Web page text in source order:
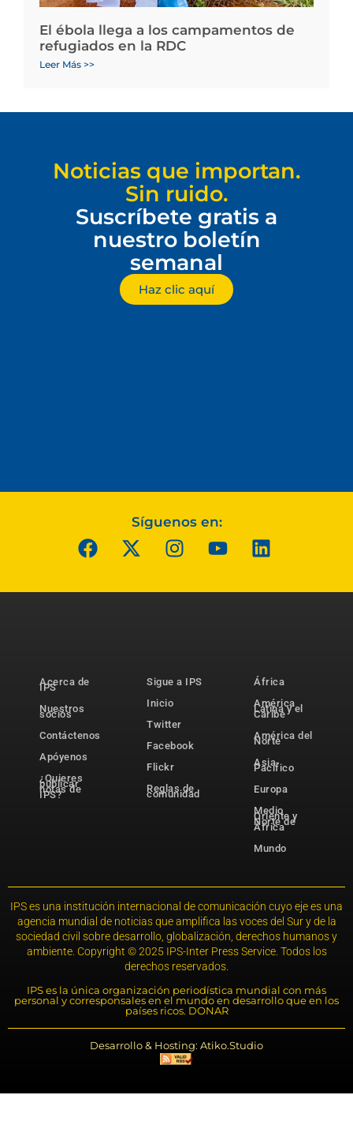
El ébola llega a los campamentos de
refugiados en la RDC
Leer Más >>
Noticias que importan.
Sin ruido.
Suscríbete gratis a
nuestro boletín
semanal
Haz clic aquí
Síguenos en:
Acerca de
IPS
Nuestros
socios
Contáctenos
Apóyenos
¿Quieres
publicar
notas de
IPS?
Sigue a IPS
Inicio
Twitter
Facebook
Flickr
Reglas de
comunidad
África
América
Latina y el
Caribe
América del
Norte
Asia-
Pacífico
Europa
Medio
Oriente y
Norte de
África
Mundo
IPS es una institución internacional de comunicación cuyo eje es una
agencia mundial de noticias que amplifica las voces del Sur y de la
sociedad civil sobre desarrollo, globalización, derechos humanos y
ambiente. Copyright © 2025 IPS-Inter Press Service. Todos los
derechos reservados.
IPS es la única organización periodística mundial con más
personal y corresponsales en el mundo en desarrollo que en los
países ricos. DONAR
Desarrollo & Hosting: Atiko.Studio